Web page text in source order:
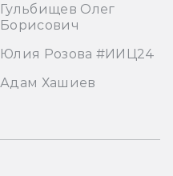
Гульбищев Олег
Борисович
Юлия Розова #ИИЦ24
Адам Хашиев